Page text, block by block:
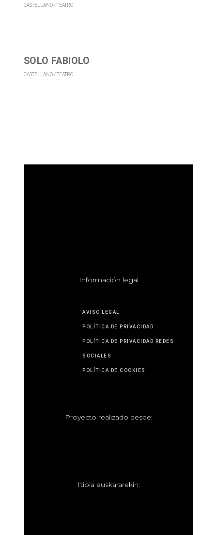
CASTELLANO TEATRO
SOLO FABIOLO
CASTELLANO TEATRO
Información legal
AVISO LEGAL
POLÍTICA DE PRIVACIDAD
POLÍTICA DE PRIVACIDAD REDES
SOCIALES
POLÍTICA DE COOKIES
Proyecto realizado desde:
Ttipia euskararekin: